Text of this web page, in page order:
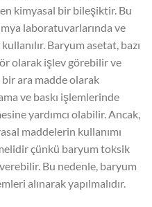
kimyasal bir bileşiktir. Bu
laboratuvarlarında ve
Baryum asetat, bazı
olarak işlev görebilir ve
ara madde olarak
ve baskı işlemlerinde
yardımcı olabilir. Ancak,
maddelerin kullanımı
çünkü baryum toksik
Bu nedenle, baryum
alınarak yapılmalıdır.